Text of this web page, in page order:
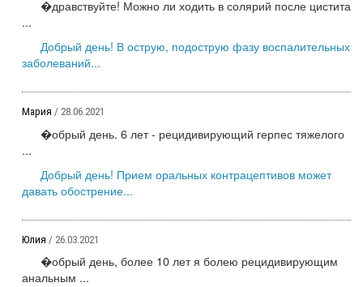
�дравствуйте! Можно ли ходить в солярий после цистита
...
Добрый день! В острую, подострую фазу воспалительных
заболеваний...
Мария / 28.06.2021
�обрый день. 6 лет - рецидивирующий герпес тяжелого
...
Добрый день! Прием оральных контрацептивов может
давать обострение...
Юлия / 26.03.2021
�обрый день, более 10 лет я болею рецидивирующим
анальным ...